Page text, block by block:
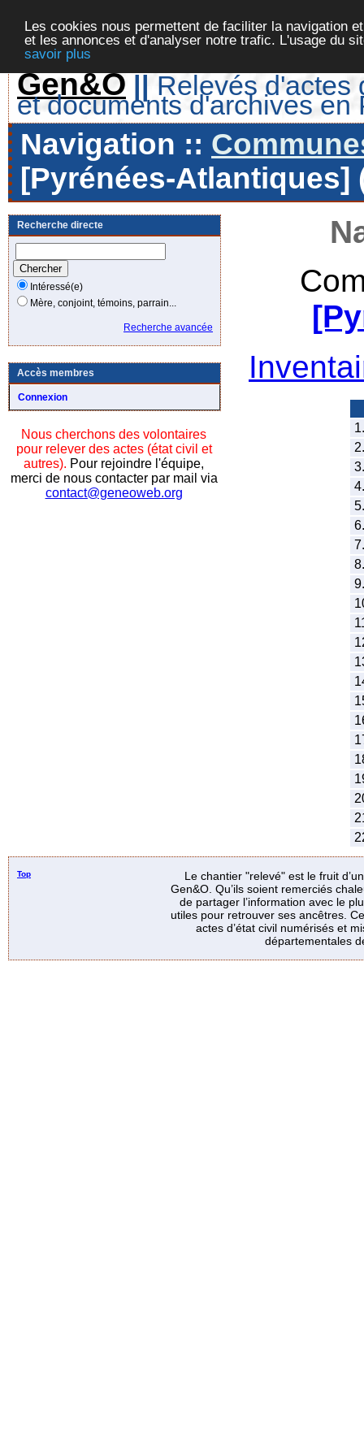
Les cookies nous permettent de faciliter la navigation
et les annonces et d'analyser notre trafic. L'usage du
savoir plus
Gen&O || Relevés d'actes
et documents d'archives en
Navigation ::
[Pyrénées-Atlantiques]
Recherche directe
Intéressé(e)
Mère, conjoint, témoins, parrain...
Recherche avancée
Accès membres
Connexion
Nous cherchons des volontaires
pour relever des actes (état civil et
autres). Pour rejoindre l'équipe,
merci de nous contacter par mail via
contact@geneoweb.org
1.
2.
3.
4.
5.
6.
7.
8.
9.
Top
Le chantier "relevé" est le fruit
Gen&O. Qu’ils soient remerciés
de partager l’information avec le
utiles pour retrouver ses ancêtres.
actes d’état civil numérisés et
départementales